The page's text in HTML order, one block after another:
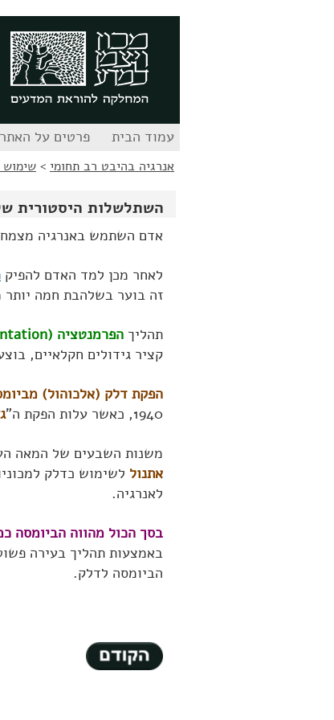
עמוד הבית פרטים על האתר
אנרגיה בהיבט רב תחומי > שימוש
השתלשלות היסטורית
אדם השתמש באנרגיה
לאחר מכן למד האדם להפיק
זה בוער בשלהבת חמה
תהליך הפרמנטציה (Fermentation)
קציר גידולים חקלאיים,
הפקת דלק (אלכוהול)
1940, כאשר עלות הפקת ה"
משנות השבעים של המאה
אתנול לשימוש כדלק
לאנרגיה.
בסך הכול מהווה הביומסה כמקור לאנרגיה של
באמצעות תהליך בעירה
הביומסה לדלק.